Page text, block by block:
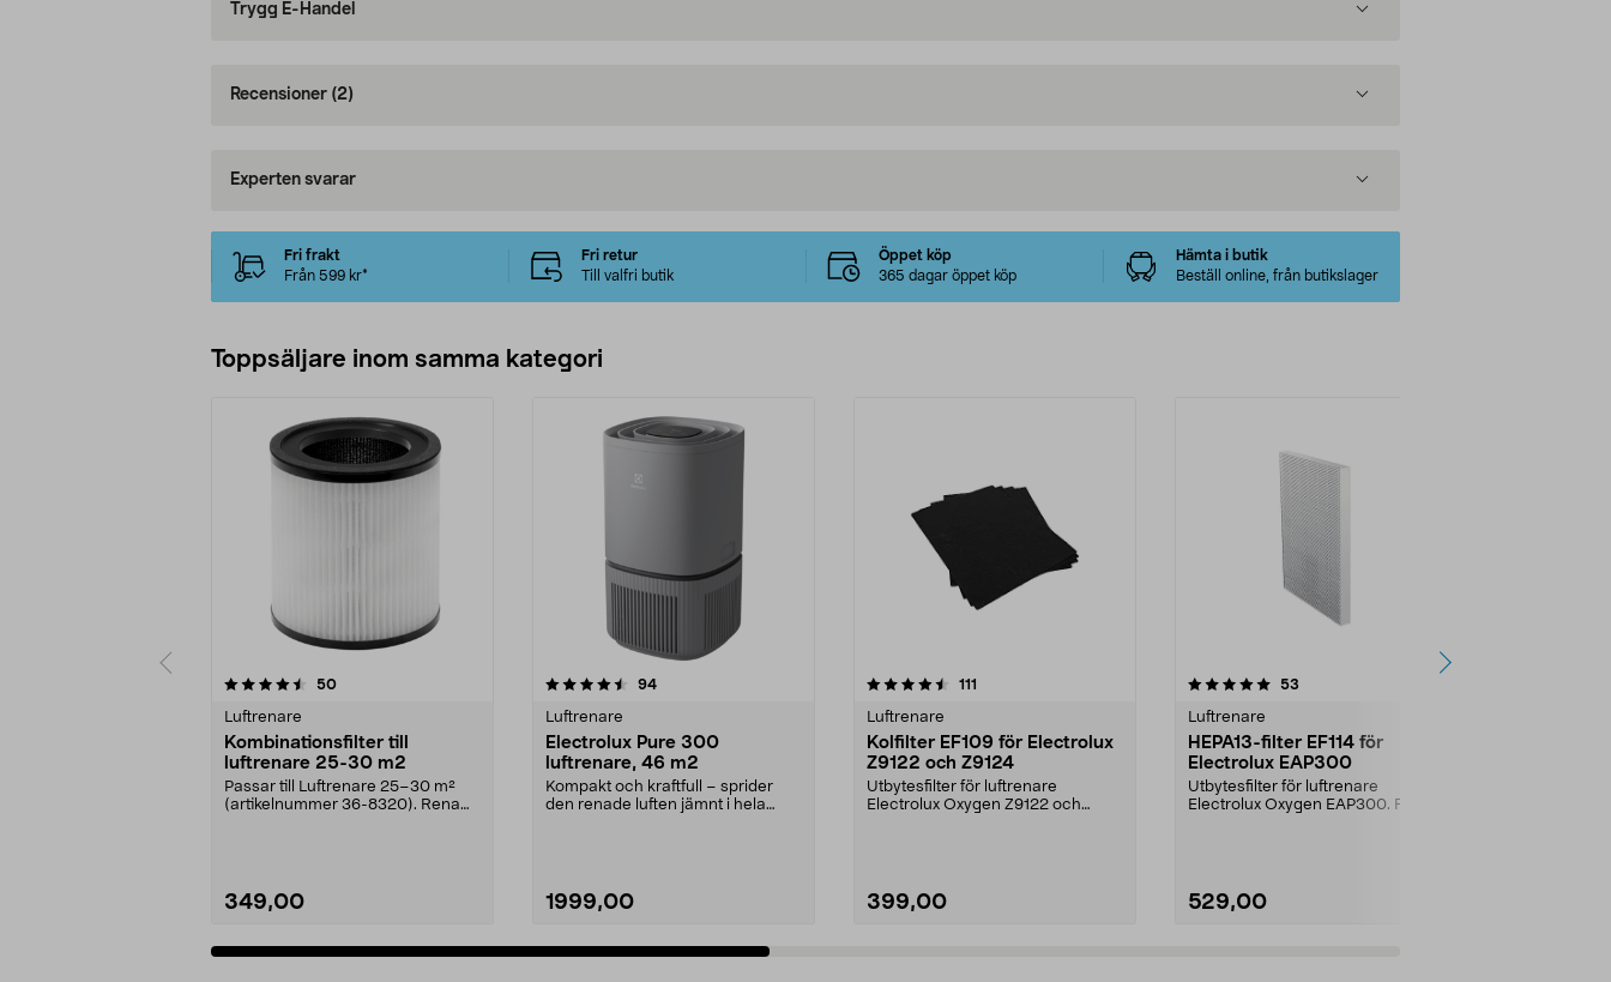
Trygg E-Handel
Recensioner (2)
Experten svarar
Fri frakt
Från 599 kr*
Fri retur
Till valfri butik
Öppet köp
365 dagar öppet köp
Hämta i butik
Beställ online, från butikslager
Toppsäljare inom samma kategori
50recensioner
Luftrenare
Kombinationsfilter till
luftrenare 25-30 m2
Passar till Luftrenare 25–30 m²
(artikelnummer 36-8320). Rena
349,00
4.5 av 5 stjärnor 94recensioner
Luftrenare
Electrolux Pure 300
luftrenare, 46 m2
Kompakt och kraftfull – sprider
den renade luften jämnt i hela
1999,00
4.5 av 5 stjärnor 111
Luftrenare
Kolfilter EF109 för Electrolux
Z9122 och Z9124
Utbytesfilter för luftrenare
Electrolux Oxygen Z9122 och
399,00
5.0 av 5 stjärnor 53
Luftrenare
HEPA13-filter EF114 för
Electrolux EAP300
Utbytesfilter för luftrenare
Electrolux Oxygen EAP300. Renar
529,00
4.5 av 5 stjärnor